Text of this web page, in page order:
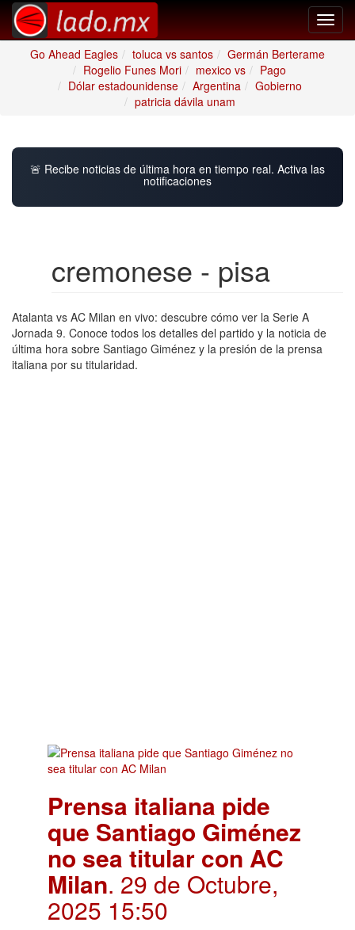
Go Ahead Eagles
toluca vs santos
Germán Berterame
Rogelio Funes Mori
mexico vs
Pago
Dólar estadounidense
Argentina
Gobierno
patricia dávila unam
🚨 Recibe noticias de última hora en tiempo real. Activa las
notificaciones
cremonese - pisa
Atalanta vs AC Milan en vivo: descubre cómo ver la Serie A
Jornada 9. Conoce todos los detalles del partido y la noticia de
última hora sobre Santiago Giménez y la presión de la prensa
italiana por su titularidad.
Prensa italiana pide
que Santiago Giménez
no sea titular con AC
Milan. 29 de Octubre,
2025 15:50